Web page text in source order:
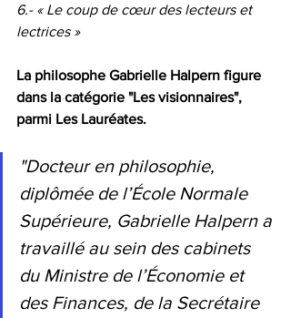
6.- « Le coup de cœur des lecteurs et
lectrices »
La philosophe Gabrielle Halpern figure
dans la catégorie "Les visionnaires",
parmi Les Lauréates.
"Docteur en philosophie,
diplômée de l’École Normale
Supérieure, Gabrielle Halpern a
travaillé au sein des cabinets
du Ministre de l’Économie et
des Finances, de la Secrétaire